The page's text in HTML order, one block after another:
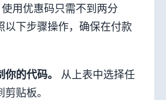
使用优惠码只需不到两分
以下步骤操作，确保在付款
的代码。
从上表中选择任
贴板。